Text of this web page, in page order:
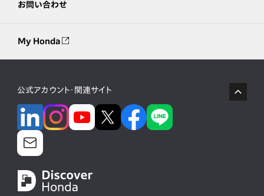
お問い合わせ
My Honda
公式アカウント・関連サイト